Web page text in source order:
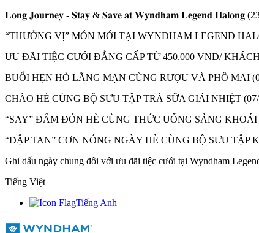
𝐋𝐨𝐧𝐠 𝐉𝐨𝐮𝐫𝐧𝐞𝐲 - 𝐒𝐭𝐚𝐲 & 𝐒𝐚𝐯𝐞 𝐚𝐭 𝐖𝐲𝐧𝐝𝐡𝐚𝐦 𝐋𝐞𝐠𝐞𝐧𝐝 𝐇𝐚𝐥𝐨𝐧𝐠
“THƯỞNG VỊ” MÓN MỚI TẠI WYNDHAM LEGEND
ƯU ĐÃI TIỆC CƯỚI ĐẲNG CẤP TỪ 450.000 VND/
BUỔI HẸN HÒ LÃNG MẠN CÙNG RƯỢU VÀ PHÔ MAI
CHÀO HÈ CÙNG BỘ SƯU TẬP TRÀ SỮA GIẢI NHIỆT
“SAY” ĐẮM ĐÓN HÈ CÙNG THỨC UỐNG SẢNG KHOÁI
“ĐẬP TAN” CƠN NÓNG NGÀY HÈ CÙNG BỘ SƯU TẬP
Ghi dấu ngày chung đôi với ưu đãi tiệc cưới tại Wyndham
Tiếng Việt
Tiếng Anh